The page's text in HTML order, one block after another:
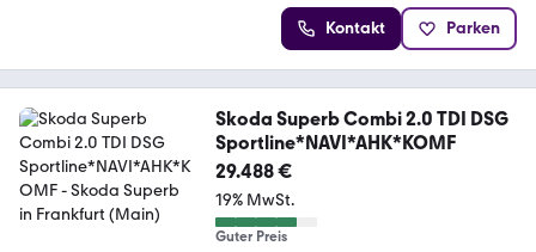
Kontakt Parken
Skoda Superb Combi 2.0 TDI DSG
Sportline*NAVI*AHK*KOMF
29.488 €
19% MwSt.
Guter Preis